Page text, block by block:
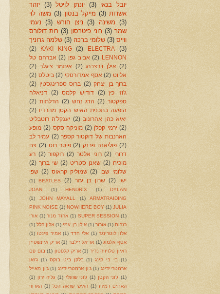
יובל בנאי
(3) יונתן לויטל (3) יזהר
אשדות (3) מייקל בנסון (3) משה לוי
(3)
משינה (3) ניצן חורש (3)
נעמי
שמר (3) רוני פיטרסון (3) רות דולורס
ווייס (3) שלומי ברכה (3) שלמה גרוניך
(3)
ELECTRA
(2)
KAKI KING
(2)
LENNON
(2) אביב גפן (2) אברהם טל
(2) אילן וירצברג (2) איתמר ציגלר (2)
אליוט (2) אסף אמדורסקי (2) ביטלס (2)
ברוך בן יצחק (2) ברוס ספרינגסטין (2)
ג'וזי כץ
(2) דודוש קלמס (2)
דניאלה
ספקטור (2) הדג נחש (2) הדלתות (2)
הופעה בתכנית האיש הקטן מהרדיו (2)
יאיא כהן אהרונוב (2) יענקל'ה רוטבליט
(2) ירמי קפלן (2) מוניקה סקס (2) מופע
הארנבות של דוקטור קספר (2) עמיר לב
(2) פוליאנה פרנק (2) פיטר רוט (2) צח
דרורי (2) רוני אלטר (2) רוקפור (2) רע
מוכיח (2) שאנן סטריט (2) שי ברוך (2)
שלומי שבן (2) שמוליק קראוס (2) שפי
ישי
(2) שרון בן עזר (2)
BEATLES
(1)
DYLAN
(1)
HENDRIX
(1)
JOAN
ARMATRAIDING
(1)
JOHN MAYALL
(1)
JULIA
(1)
NOWHERE BOY
(1)
PINK NOISE
(1)
SUPER SESSION
(1) אהוד מנור (1) אורי
כנרות (1) אזרזר (1) אילן בן עמי (1) אלון הלל (1)
אלון לוטרינגר (1) אלי חדד (1) אמיר פינטו (1)
אסף אלמוג (1) אריאל זילבר (1) אריק איינשטיין
ראיון טלויזיה נדיר (1) אריק קלפטון (1) בום פם
(1)
בי בי קינג (1) בלקן ביט בוקס (1) ג'ואן
ארמטריידינג (1) ג'ון ארמטריידינג (1) ג'ון מאייל
(1) ג'וני הקטן (1) ג'וני שועלי (1) גליה ירון (1)
האחים רמירז (1) האיש שראה הכל (1) הארווי